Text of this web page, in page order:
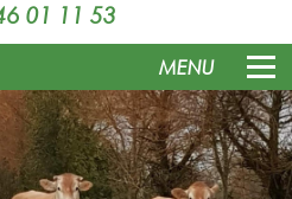
01 11 53
MENU